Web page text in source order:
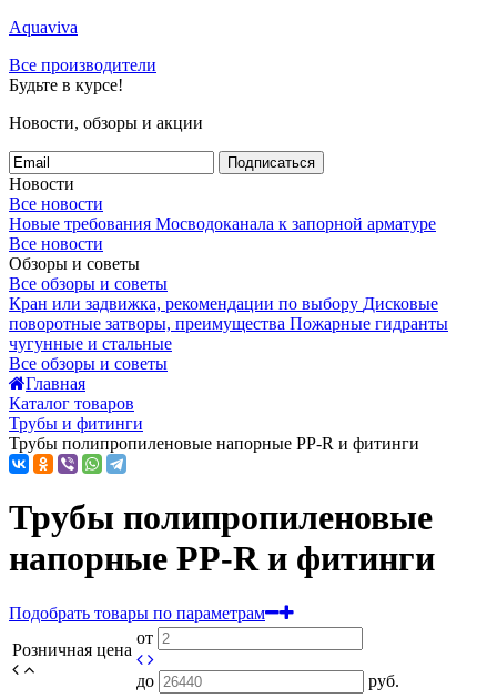
Aquaviva
Все производители
Будьте в курсе!
Новости, обзоры и акции
Подписаться
Новости
Все новости
Новые требования Мосводоканала к запорной арматуре
Все новости
Обзоры и советы
Все обзоры и советы
Кран или задвижка, рекомендации по выбору Дисковые
поворотные затворы, преимущества Пожарные гидранты
чугунные и стальные
Все обзоры и советы
Главная
Каталог товаров
Трубы и фитинги
Трубы полипропиленовые напорные PP-R и фитинги
Трубы полипропиленовые
напорные PP-R и фитинги
Подобрать товары по параметрам
Розничная цена
от
до руб.